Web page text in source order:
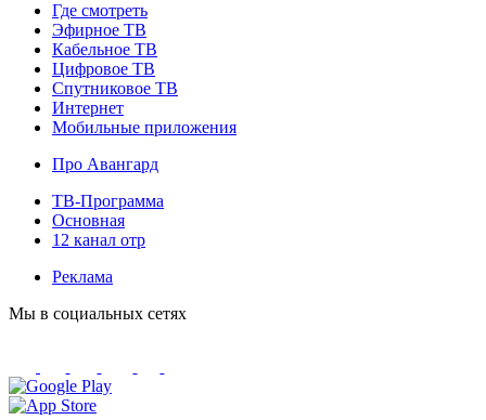
Где смотреть
Эфирное ТВ
Кабельное ТВ
Цифровое ТВ
Спутниковое ТВ
Интернет
Мобильные приложения
Про Авангард
ТВ-Программа
Основная
12 канал отр
Реклама
Мы в социальных сетях